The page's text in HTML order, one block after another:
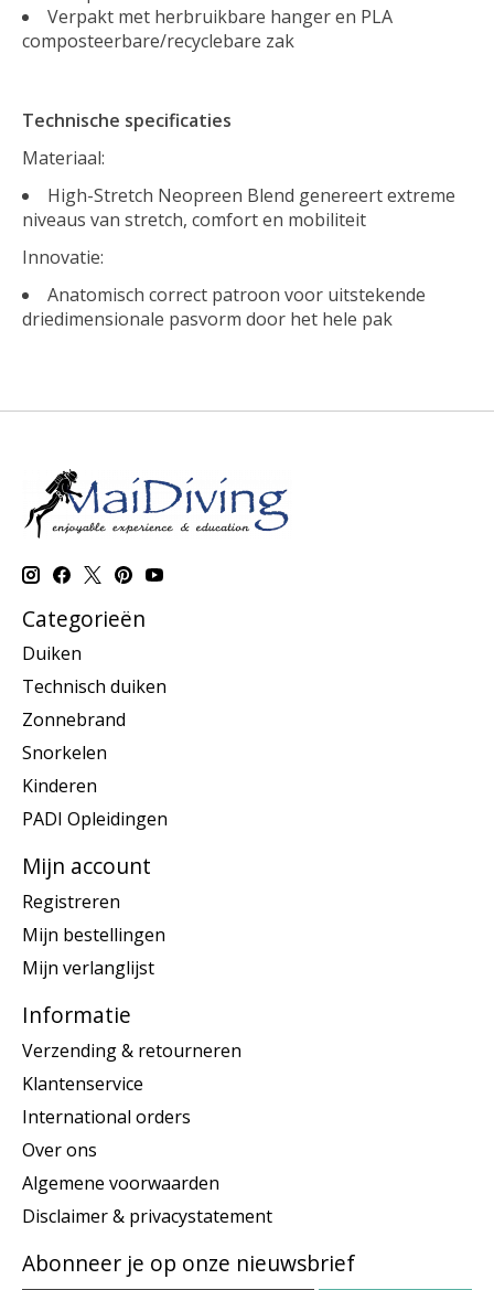
Verpakt met herbruikbare hanger en PLA
composteerbare/recyclebare zak
Technische specificaties
Materiaal:
High-Stretch Neopreen Blend genereert extreme
niveaus van stretch, comfort en mobiliteit
Innovatie:
Anatomisch correct patroon voor uitstekende
driedimensionale pasvorm door het hele pak
Categorieën
Duiken
Technisch duiken
Zonnebrand
Snorkelen
Kinderen
PADI Opleidingen
Mijn account
Registreren
Mijn bestellingen
Mijn verlanglijst
Informatie
Verzending & retourneren
Klantenservice
International orders
Over ons
Algemene voorwaarden
Disclaimer & privacystatement
Abonneer je op onze nieuwsbrief